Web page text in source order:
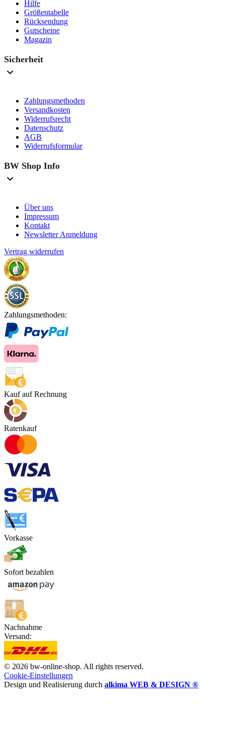
Hilfe
Größentabelle
Rücksendung
Gutscheine
Magazin
Sicherheit
Zahlungsmethoden
Versandkosten
Widerrufsrecht
Datenschutz
AGB
Widerrufsformular
BW Shop Info
Über uns
Impressum
Kontakt
Newsletter Anmeldung
Vertrag widerrufen
Zahlungsmethoden:
Kauf auf Rechnung
Ratenkauf
Vorkasse
Sofort bezahlen
Nachnahme
Versand:
© 2026 bw-online-shop. All rights reserved.
Cookie-Einstellungen
Design und Realisierung durch alkima WEB & DESIGN ®